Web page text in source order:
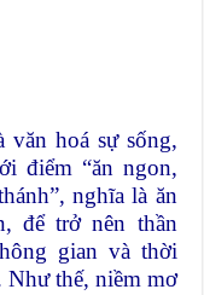
hoá sự sống,
điểm “ăn ngon,
nghĩa là ăn
để trở nên thần
gian và thời
thế, niềm mơ